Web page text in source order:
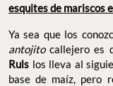
esquites de mariscos
Ya sea que los
antojitocallejero es
Ruls los lleva al
base de maíz, pero